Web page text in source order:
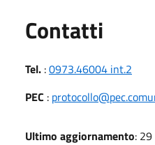
Contatti
Tel. :0973.46004 int.2
PEC :
Ultimo aggiornamento: